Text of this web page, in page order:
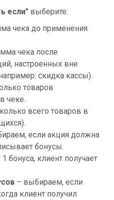
если" выберите:
чека до применения
чека после
настроенных вне
скидка кассы).
товаров
чеке.
всего товаров в
если акция должна
бонусы.
бонуса, клиент получает
– выбираем, если
клиент получил